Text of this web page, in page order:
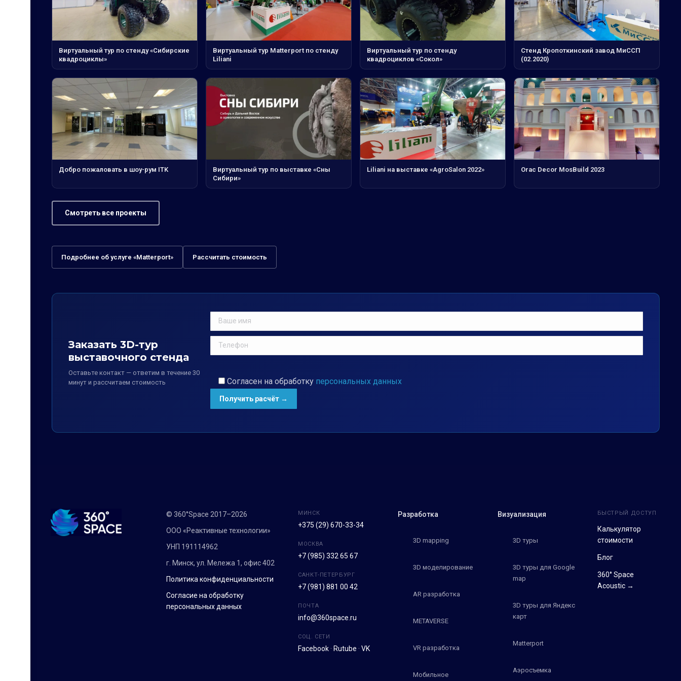
Виртуальный тур по стенду «Сибирские
квадроциклы»
Виртуальный тур Matterport по стенду
Liliani
Виртуальный тур по стенду
квадроциклов «Сокол»
Стенд Кропоткинский завод МиССП
(02.2020)
Добро пожаловать в шоу-рум ITK
Виртуальный тур по выставке «Сны
Сибири»
Liliani на выставке «AgroSalon 2022» Orac Decor MosBuild 2023
Смотреть все проекты
Подробнее об услуге «Matterport» Рассчитать стоимость
Заказать 3D-тур
выставочного стенда
Оставьте контакт — ответим в течение 30
минут и рассчитаем стоимость
Согласен на обработку персональных данных
© 360°Space 2017–2026
ООО «Реактивные технологии»
УНП 191114962
г. Минск, ул. Мележа 1, офис 402
Политика конфиденциальности
Согласие на обработку
персональных данных
МИНСК
+375 (29) 670-33-34
МОСКВА
+7 (985) 332 65 67
САНКТ-ПЕТЕРБУРГ
+7 (981) 881 00 42
ПОЧТА
info@360space.ru
СОЦ. СЕТИ
Facebook· Rutube · VK
Разработка
3D mapping
3D моделирование
AR разработка
METAVERSE
VR разработка
Мобильное
Визуализация
3D туры
3D туры для Google
map
3D туры для Яндекс
карт
Matterport
Аэросъемка
БЫСТРЫЙ ДОСТУП
Калькулятор
стоимости
Блог
360° Space
Acoustic →